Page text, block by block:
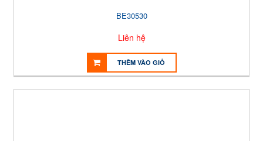
BE30530
Liên hệ
THÊM VÀO GIỎ